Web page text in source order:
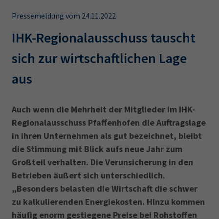
Leichte Sprache
IHK regional
EN
IHK Akademie
Magazin Log-in
Wirtschaftsfachwirt
34f
Sachkundeprüfung
Berichtsheft
AEVO
34i
Betriebswirt Prüfbericht
Pressemeldung vom 24.11.2022
IHK-Regionalausschuss tauscht
sich zur wirtschaftlichen Lage
aus
Auch wenn die Mehrheit der Mitglieder im IHK-
Regional­ausschuss Pfaffenhofen die Auftragslage
in ihren Unternehmen als gut bezeichnet, bleibt
die Stimmung mit Blick aufs neue Jahr zum
Großteil verhalten. Die Verunsicherung in den
Betrieben äußert sich unterschiedlich.
„Besonders belasten die Wirtschaft die schwer
zu kalkulierenden Energiekosten. Hinzu kommen
häufig enorm gestiegene Preise bei Rohstoffen